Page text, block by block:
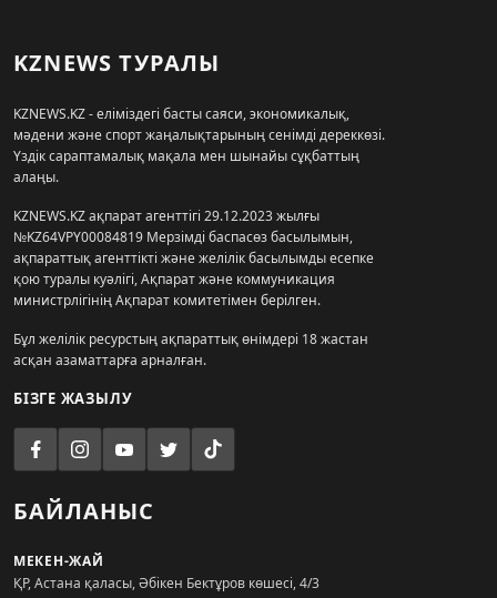
KZNEWS ТУРАЛЫ
KZNEWS.KZ - еліміздегі басты саяси, экономикалық,
мәдени және спорт жаңалықтарының сенімді дереккөзі.
Үздік сараптамалық мақала мен шынайы сұқбаттың
алаңы.
KZNEWS.KZ ақпарат агенттігі 29.12.2023 жылғы
№KZ64VPY00084819 Мерзімді баспасөз басылымын,
ақпараттық агенттікті және желілік басылымды есепке
қою туралы куәлігі, Ақпарат және коммуникация
министрлігінің Ақпарат комитетімен берілген.
Бұл желілік ресурстың ақпараттық өнімдері 18 жастан
асқан азаматтарға арналған.
БІЗГЕ ЖАЗЫЛУ
БАЙЛАНЫС
МЕКЕН-ЖАЙ
ҚР, Астана қаласы, Әбікен Бектұров көшесі, 4/3